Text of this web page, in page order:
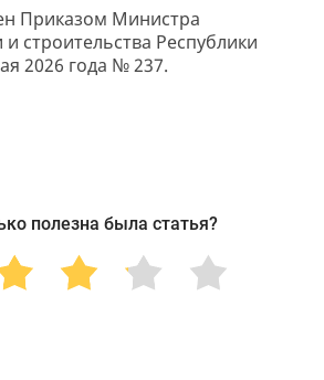
Приказом Министра
строительства Республики
2026 года № 237.
полезна была статья?